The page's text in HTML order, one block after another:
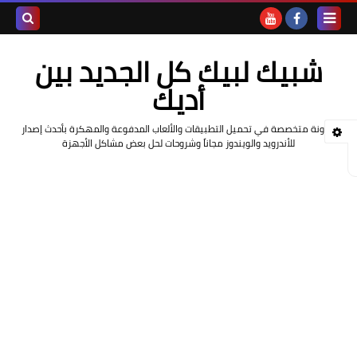
المدونةشبيك لبيك كل الجديد بين
أديك
مدونة متخصصة في تحميل التطبيقات والألعاب المدفوعة والمهكرة بأحدث إصدار
للأندرويد والويندوز مجاناً وشروحات لحل بعض مشاكل الأجهزة